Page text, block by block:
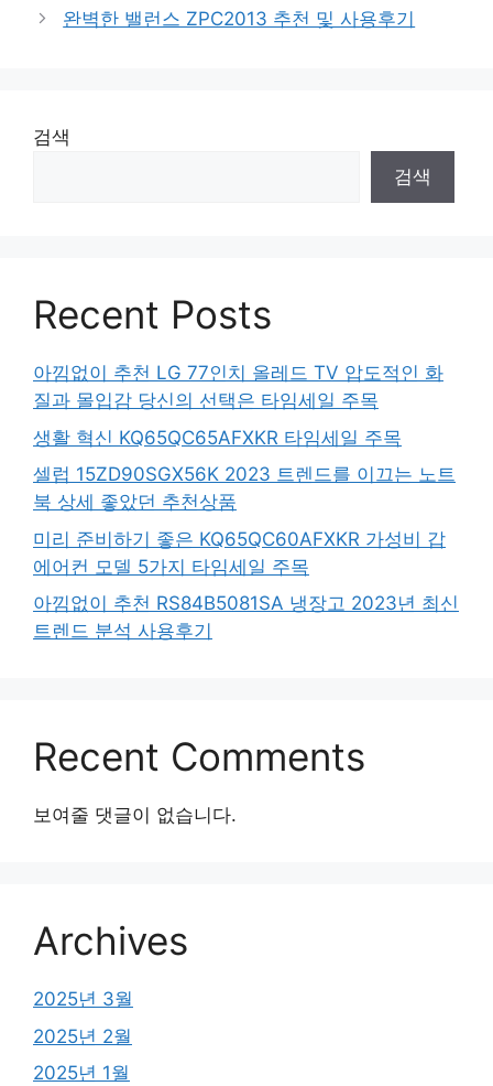
완벽한 밸런스 ZPC2013 추천 및 사용후기
검색
검색
Recent Posts
아낌없이 추천 LG 77인치 올레드 TV 압도적인 화
질과 몰입감 당신의 선택은 타임세일 주목
생활 혁신 KQ65QC65AFXKR 타임세일 주목
셀럽 15ZD90SGX56K 2023 트렌드를 이끄는 노트
북 상세 좋았던 추천상품
미리 준비하기 좋은 KQ65QC60AFXKR 가성비 갑
에어컨 모델 5가지 타임세일 주목
아낌없이 추천 RS84B5081SA 냉장고 2023년 최신
트렌드 분석 사용후기
Recent Comments
보여줄 댓글이 없습니다.
Archives
2025년 3월
2025년 2월
2025년 1월